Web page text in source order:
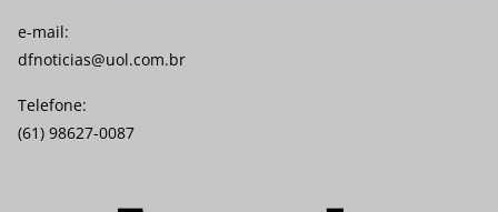
e-mail:
dfnoticias@uol.com.br
Telefone:
(61) 98627-0087